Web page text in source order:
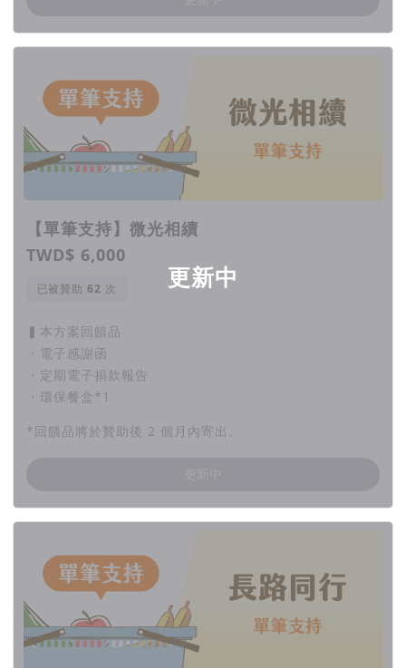
更新中
【單筆支持】微光相續
TWD$ 6,000
已被贊助 次
▍本方案回饋品
・電子感謝函
・定期電子捐款報告
・環保餐盒*1
*回饋品將於贊助後 2 個月內寄出。